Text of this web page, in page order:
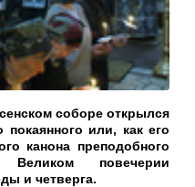
соборе открылся
или, как его
канона преподобного
повечерии
и четверга.